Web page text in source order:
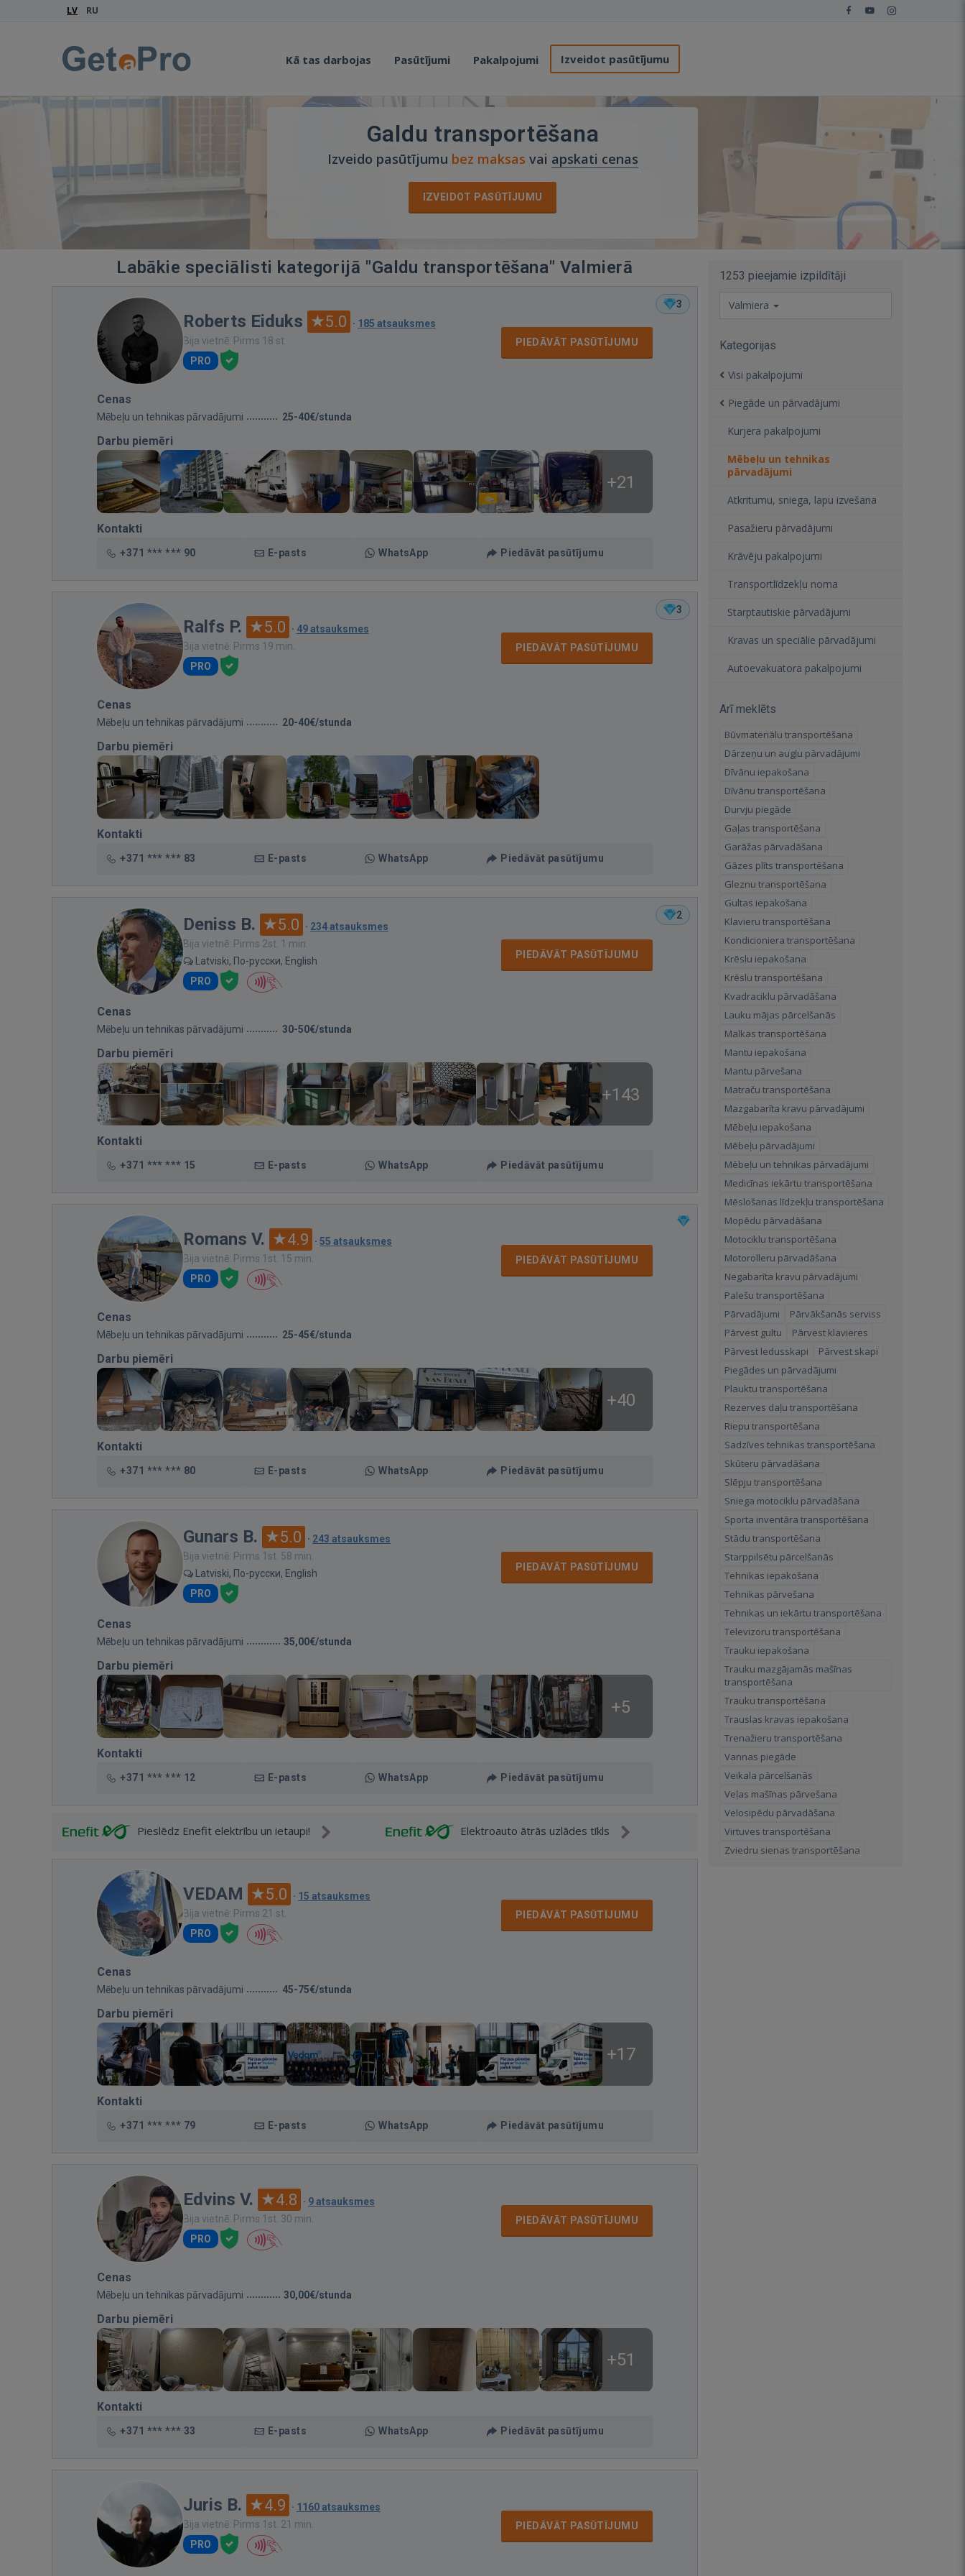
LV RU
Kā tas darbojas Pasūtījumi Pakalpojumi Izveidot pasūtījumu
Galdu transportēšana
Izveido pasūtījumu bez maksas vai apskati cenas
IZVEIDOT PASŪTĪJUMU
Labākie speciālisti kategorijā "Galdu transportēšana" Valmierā
3
Roberts Eiduks 5.0 · 185 atsauksmes
Bija vietnē: Pirms 18 st.
PRO
PIEDĀVĀT PASŪTĪJUMU
Cenas
Mēbeļu un tehnikas pārvadājumi 25-40€/stunda
Darbu piemēri
+21
Kontakti
+371 *** *** 90 E-pasts WhatsApp Piedāvāt pasūtījumu
3
Ralfs P. 5.0 · 49 atsauksmes
Bija vietnē: Pirms 19 min.
PRO
PIEDĀVĀT PASŪTĪJUMU
Cenas
Mēbeļu un tehnikas pārvadājumi 20-40€/stunda
Darbu piemēri
Kontakti
+371 *** *** 83 E-pasts WhatsApp Piedāvāt pasūtījumu
2
Deniss B. 5.0 · 234 atsauksmes
Bija vietnē: Pirms 2st. 1 min.
Latviski, По-русски, English
PRO
PIEDĀVĀT PASŪTĪJUMU
Cenas
Mēbeļu un tehnikas pārvadājumi 30-50€/stunda
Darbu piemēri
+143
Kontakti
+371 *** *** 15 E-pasts WhatsApp Piedāvāt pasūtījumu
Romans V. 4.9 · 55 atsauksmes
Bija vietnē: Pirms 1st. 15 min.
PRO
PIEDĀVĀT PASŪTĪJUMU
Cenas
Mēbeļu un tehnikas pārvadājumi 25-45€/stunda
Darbu piemēri
+40
Kontakti
+371 *** *** 80 E-pasts WhatsApp Piedāvāt pasūtījumu
Gunars B. 5.0 · 243 atsauksmes
Bija vietnē: Pirms 1st. 58 min.
Latviski, По-русски, English
PRO
PIEDĀVĀT PASŪTĪJUMU
Cenas
Mēbeļu un tehnikas pārvadājumi 35,00€/stunda
Darbu piemēri
+5
Kontakti
+371 *** *** 12 E-pasts WhatsApp Piedāvāt pasūtījumu
Pieslēdz Enefit elektrību un ietaupi! Elektroauto ātrās uzlādes tīkls
VEDAM 5.0 · 15 atsauksmes
Bija vietnē: Pirms 21 st.
PRO
PIEDĀVĀT PASŪTĪJUMU
Cenas
Mēbeļu un tehnikas pārvadājumi 45-75€/stunda
Darbu piemēri
+17
Kontakti
+371 *** *** 79 E-pasts WhatsApp Piedāvāt pasūtījumu
Edvins V. 4.8 · 9 atsauksmes
Bija vietnē: Pirms 1st. 30 min.
PRO
PIEDĀVĀT PASŪTĪJUMU
Cenas
Mēbeļu un tehnikas pārvadājumi 30,00€/stunda
Darbu piemēri
+51
Kontakti
+371 *** *** 33 E-pasts WhatsApp Piedāvāt pasūtījumu
Juris B. 4.9 · 1160 atsauksmes
Bija vietnē: Pirms 1st. 21 min.
PRO
PIEDĀVĀT PASŪTĪJUMU
1253 pieejamie izpildītāji
Valmiera
Kategorijas
Visi pakalpojumi
Piegāde un pārvadājumi
Kurjera pakalpojumi
Mēbeļu un tehnikas
pārvadājumi
Atkritumu, sniega, lapu izvešana
Pasažieru pārvadājumi
Krāvēju pakalpojumi
Transportlīdzekļu noma
Starptautiskie pārvadājumi
Kravas un speciālie pārvadājumi
Autoevakuatora pakalpojumi
Arī meklēts
Būvmateriālu transportēšana
Dārzeņu un augļu pārvadājumi
Dīvānu iepakošana
Dīvānu transportēšana
Durvju piegāde
Gaļas transportēšana
Garāžas pārvadāšana
Gāzes plīts transportēšana
Gleznu transportēšana
Gultas iepakošana
Klavieru transportēšana
Kondicioniera transportēšana
Krēslu iepakošana
Krēslu transportēšana
Kvadraciklu pārvadāšana
Lauku mājas pārcelšanās
Malkas transportēšana
Mantu iepakošana
Mantu pārvešana
Matraču transportēšana
Mazgabarīta kravu pārvadājumi
Mēbeļu iepakošana
Mēbeļu pārvadājumi
Mēbeļu un tehnikas pārvadājumi
Medicīnas iekārtu transportēšana
Mēslošanas līdzekļu transportēšana
Mopēdu pārvadāšana
Motociklu transportēšana
Motorolleru pārvadāšana
Negabarīta kravu pārvadājumi
Palešu transportēšana
Pārvadājumi
Pārvākšanās serviss
Pārvest gultu
Pārvest klavieres
Pārvest ledusskapi
Pārvest skapi
Piegādes un pārvadājumi
Plauktu transportēšana
Rezerves daļu transportēšana
Riepu transportēšana
Sadzīves tehnikas transportēšana
Skūteru pārvadāšana
Slēpju transportēšana
Sniega motociklu pārvadāšana
Sporta inventāra transportēšana
Stādu transportēšana
Starppilsētu pārcelšanās
Tehnikas iepakošana
Tehnikas pārvešana
Tehnikas un iekārtu transportēšana
Televizoru transportēšana
Trauku iepakošana
Trauku mazgājamās mašīnas
transportēšana
Trauku transportēšana
Trauslas kravas iepakošana
Trenažieru transportēšana
Vannas piegāde
Veikala pārcelšanās
Veļas mašīnas pārvešana
Velosipēdu pārvadāšana
Virtuves transportēšana
Zviedru sienas transportēšana